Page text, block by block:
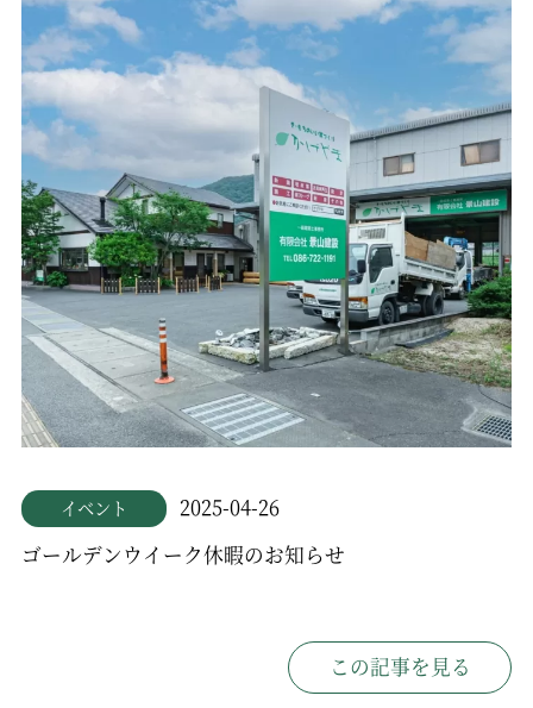
イベント
2025-04-26
ゴールデンウイーク休暇のお知らせ
この記事を見る